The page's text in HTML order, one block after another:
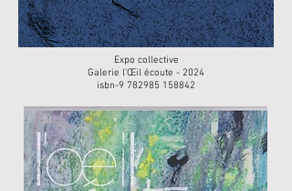
Expo collective
Galerie l'Œil écoute - 2024
isbn-9 782985 158842